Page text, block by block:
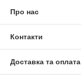
Про нас
Контакти
Доставка та оплата